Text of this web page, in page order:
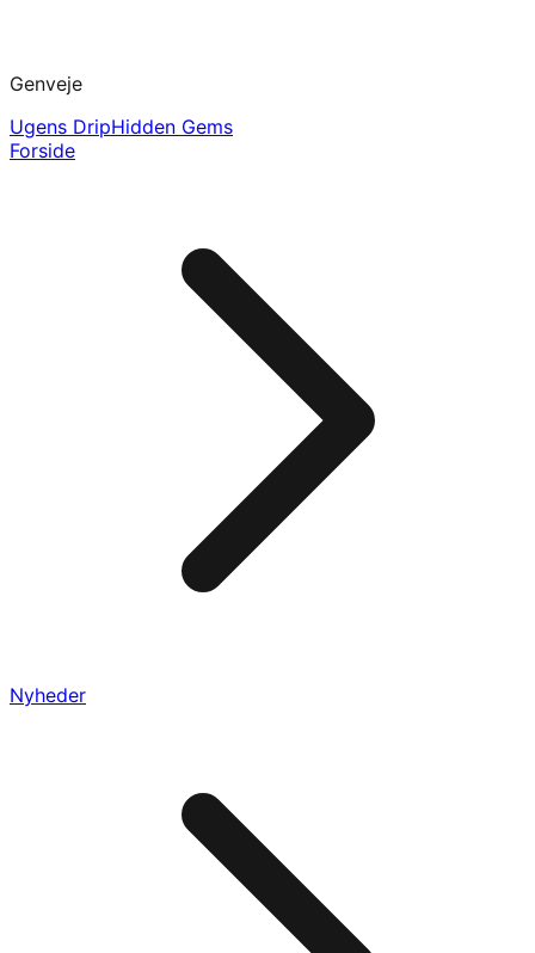
Genveje
Ugens DripHidden Gems
Forside
Nyheder